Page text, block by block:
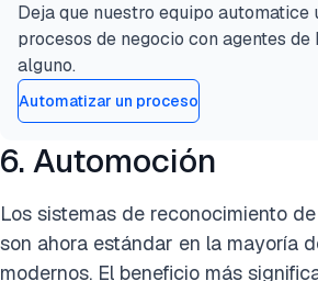
Deja que nuestro equipo automatice
procesos de negocio con agentes de
alguno.
Automatizar un proceso
6. Automoción
Los sistemas de reconocimiento
son ahora estándar en la mayoría
modernos. El beneficio más